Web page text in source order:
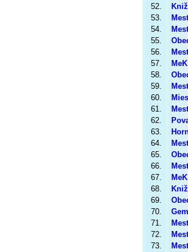
52.
53.
54.
55.
56.
57.
58.
59.
60.
61.
62.
63.
64.
65.
66.
67.
68.
69.
70.
71.
72.
73.